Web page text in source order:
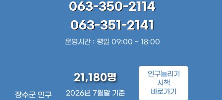
063-350-2114
063-351-2141
운영시간 : 평일 09:00 ~ 18:00
장수군 인구
21,180명
2026년 7월말 기준
인구늘리기
시책
바로가기